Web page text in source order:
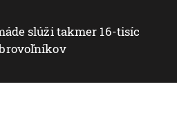
slúži takmer 16-tisíc